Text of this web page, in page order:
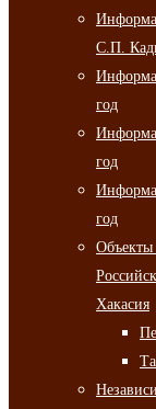
С.П.
год
год
год
Объекты
Хакасия